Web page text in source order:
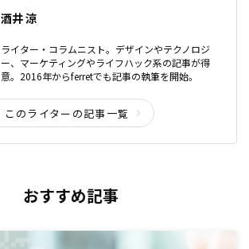
酒井 涼
ライター・コラムニスト。デザインやテクノロジ
ー、マーケティングやライフハック系の記事が得
意。2016年からferretでも記事の執筆を開始。
このライターの記事一覧
おすすめ記事